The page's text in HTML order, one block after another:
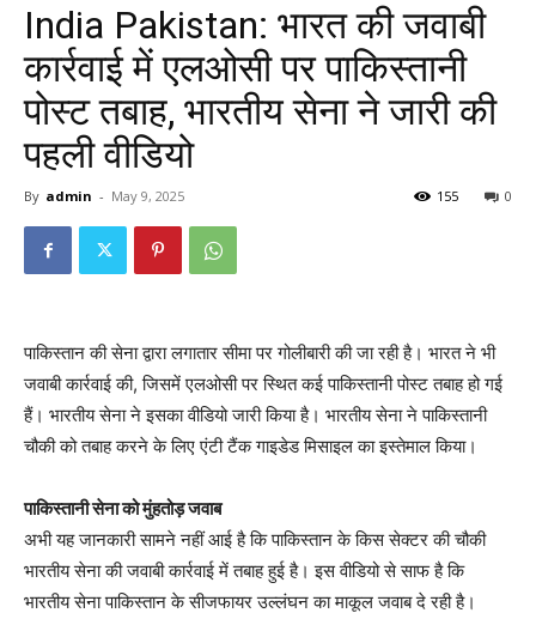
India Pakistan: भारत की जवाबी
कार्रवाई में एलओसी पर पाकिस्तानी
पोस्ट तबाह, भारतीय सेना ने जारी की
पहली वीडियो
By admin - May 9, 2025 0
155
पाकिस्तान की सेना द्वारा लगातार सीमा पर गोलीबारी की जा रही है। भारत ने भी
जवाबी कार्रवाई की, जिसमें एलओसी पर स्थित कई पाकिस्तानी पोस्ट तबाह हो गई
हैं। भारतीय सेना ने इसका वीडियो जारी किया है। भारतीय सेना ने पाकिस्तानी
चौकी को तबाह करने के लिए एंटी टैंक गाइडेड मिसाइल का इस्तेमाल किया।
पाकिस्तानी सेना को मुंहतोड़ जवाब
अभी यह जानकारी सामने नहीं आई है कि पाकिस्तान के किस सेक्टर की चौकी
भारतीय सेना की जवाबी कार्रवाई में तबाह हुई है। इस वीडियो से साफ है कि
भारतीय सेना पाकिस्तान के सीजफायर उल्लंघन का माकूल जवाब दे रही है।